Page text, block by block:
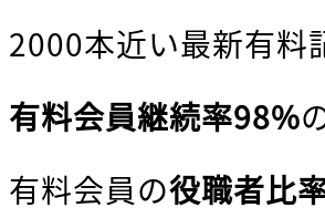
2000本近い最新有料
有料会員継続率98%
有料会員の役職者比